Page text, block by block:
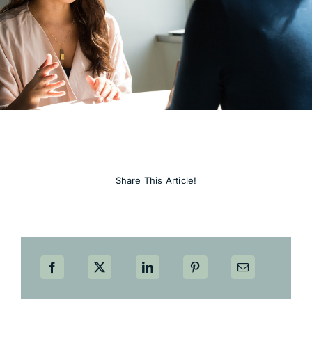
Share This Article!